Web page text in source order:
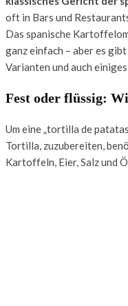
oft in Bars und
Das spanische
ganz einfach – aber es
Varianten und auch
Fest oder flüssig:
Um eine „tortilla de
Tortilla, zuzubereiten,
Kartoffeln, Eier, Salz und